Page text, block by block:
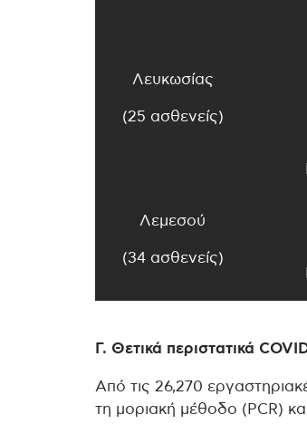
Λευκωσίας
(25 ασθενείς)
Λεμεσού
(34 ασθενείς)
Γ. Θετικά περιστατικά
Από τις 26,270
τη μοριακή μέθοδο (PCR)